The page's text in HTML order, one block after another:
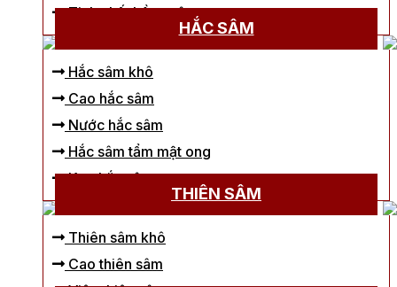
Tinh chất hồng sâm
HẮC SÂM
Hắc sâm khô
Cao hắc sâm
Nước hắc sâm
Hắc sâm tẩm mật ong
Kẹo hắc sâm
THIÊN SÂM
Thiên sâm khô
Cao thiên sâm